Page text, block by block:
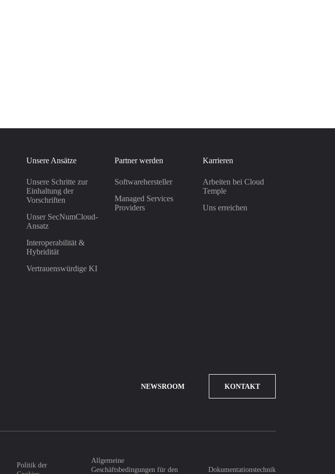
Unsere Ansätze
Unsere Schritte zur
Einhaltung der
Vorschriften
Unser SecNumCloud-
Ansatz
Interoperabilität &
Hybridität
Vertrauenswürdige KI
Partner werden
Softwarehersteller
Managed Services
Providers
Karrieren
Arbeiten bei Cloud
Temple
Uns erreichen
NEWSROOM KONTAKT
Politik der
Allgemeine
Geschäftsbedingungen für den
Dokumentationstechnik